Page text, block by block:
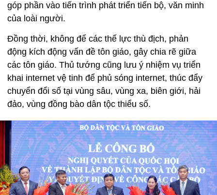
góp phần vào tiến trình phát triển tiến bộ, văn minh
của loài người.
Đồng thời, không để các thế lực thù địch, phản
động kích động vấn đề tôn giáo, gây chia rẽ giữa
các tôn giáo. Thủ tướng cũng lưu ý nhiệm vụ triển
khai internet vệ tinh để phủ sóng internet, thúc đẩy
chuyển đổi số tại vùng sâu, vùng xa, biên giới, hải
đảo, vùng đồng bào dân tộc thiểu số.